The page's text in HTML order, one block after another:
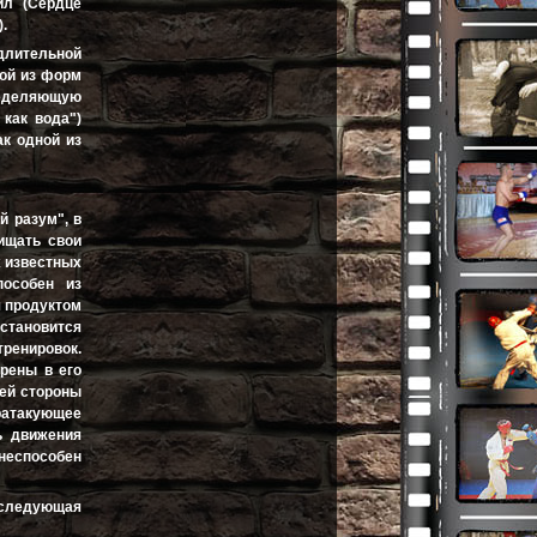
(Сердце
из форм
вода")
одной из
разум", в
свои
известных
из
в его
стороны
движения